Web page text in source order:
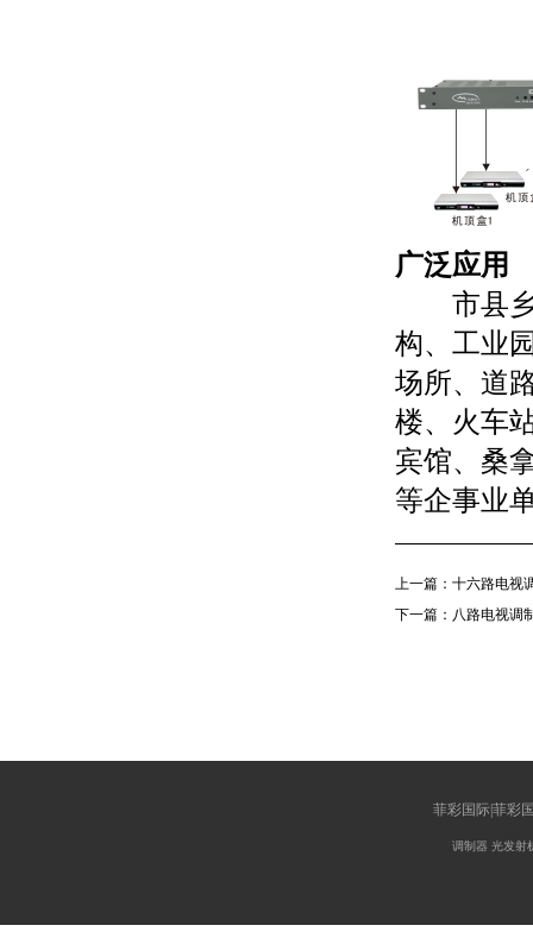
广泛应用
市县乡
构、工业
场所、道
楼、火车
宾馆、桑
等企事业
上一篇： 十六路电视
下一篇： 八路电视调
菲彩国际|菲彩
调制器 光发射